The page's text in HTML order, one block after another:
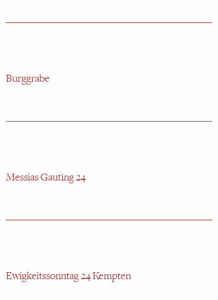
Burggrabe
Messias Gauting 24
Ewigkeitssonntag 24 Kempten